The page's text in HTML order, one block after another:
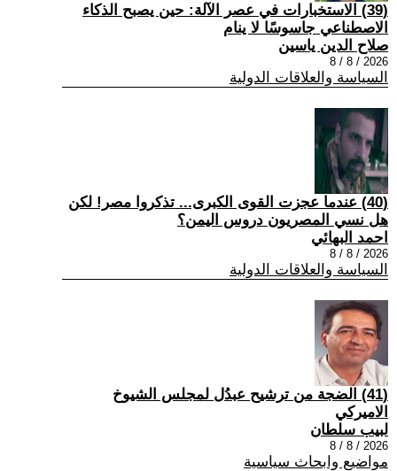
(39) الاستخبارات في عصر الآلة: حين يصبح الذكاء
الاصطناعي جاسوسًا لا ينام
صلاح الدين ياسين
2026 / 8 / 8
السياسة والعلاقات الدولية
(40) عندما عجزت القوى الكبرى... تذكروا مصر! لكن
هل نسي المصريون دروس اليمن؟
احمد البهائي
2026 / 8 / 8
السياسة والعلاقات الدولية
(41) الضجة من ترشيح عبدُل لمجلس الشيوخ
الاميركي
لبيب سلطان
2026 / 8 / 8
مواضيع وابحاث سياسية